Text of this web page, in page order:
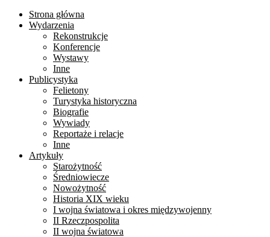
Strona główna
Wydarzenia
Rekonstrukcje
Konferencje
Wystawy
Inne
Publicystyka
Felietony
Turystyka historyczna
Biografie
Wywiady
Reportaże i relacje
Inne
Artykuły
Starożytność
Średniowiecze
Nowożytność
Historia XIX wieku
I wojna światowa i okres międzywojenny
II Rzeczpospolita
II wojna światowa